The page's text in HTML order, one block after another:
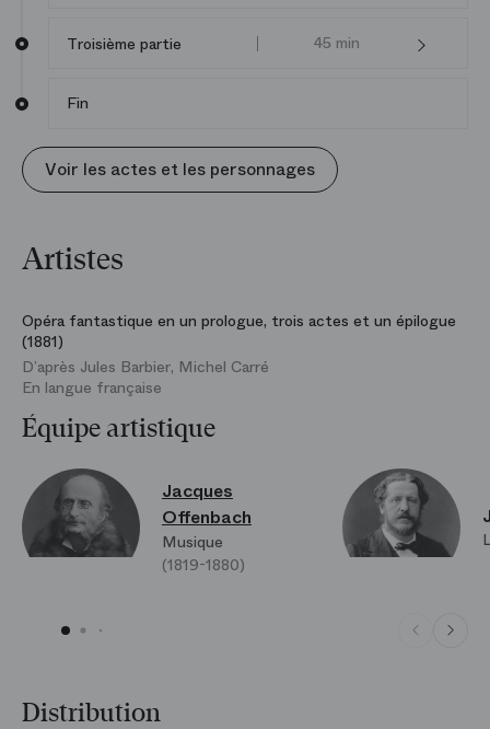
Troisième partie 45 min
Fin
Voir les actes et les personnages
Artistes
Opéra fantastique en un prologue, trois actes et un épilogue
(1881)
D’après Jules Barbier, Michel Carré
En langue française
Équipe artistique
Jacques
Offenbach
Musique
(1819-1880)
Distribution